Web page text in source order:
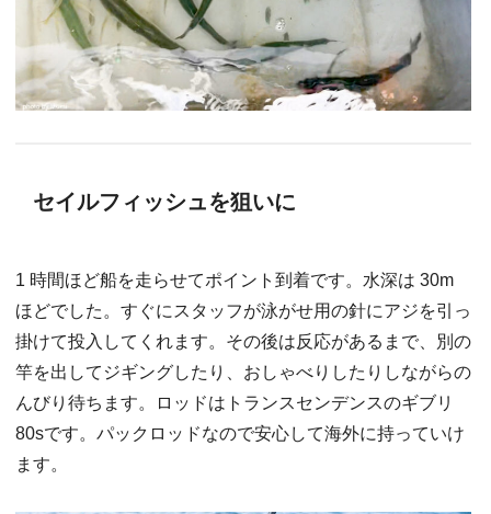
セイルフィッシュを狙いに
1 時間ほど船を走らせてポイント到着です。水深は 30m
ほどでした。すぐにスタッフが泳がせ用の針にアジを引っ
掛けて投入してくれます。その後は反応があるまで、別の
竿を出してジギングしたり、おしゃべりしたりしながらの
んびり待ちます。ロッドはトランスセンデンスのギブリ
80sです。パックロッドなので安心して海外に持っていけ
ます。